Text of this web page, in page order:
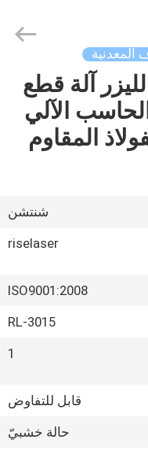
المعدنية
آلة قطع
الآلي
المقاوم
شنتشن
riselaser
ISO9001:2008
RL-3015
1
قابل للتفاوض
حالة خشبيّ